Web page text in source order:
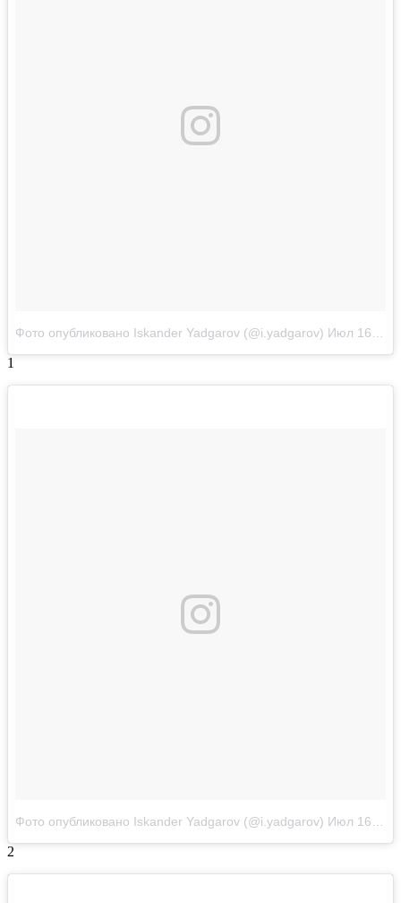
Фото опубликовано Iskander Yadgarov (@i.yadgarov) Июл 16 2016 в 2:19 PDT
1
Фото опубликовано Iskander Yadgarov (@i.yadgarov) Июл 16 2016 в 2:19 PDT
2